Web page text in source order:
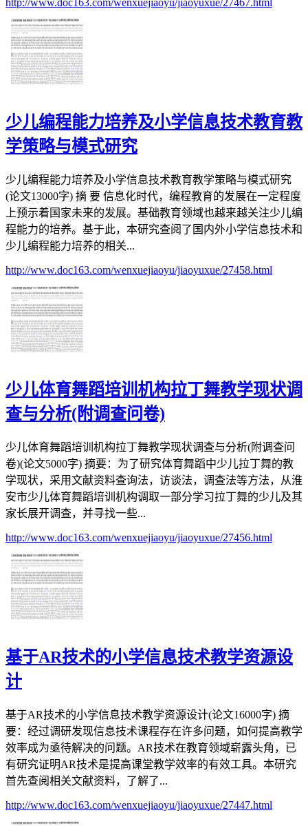
http://www.doc163.com/wenxuejiaoyu/jiaoyuxue/27467.html
少儿编程能力培养及小学信息技术教育教
学策略与模式研究
少儿编程能力培养及小学信息技术教育教学策略与模式研究
(论文13000字) 摘 要 信息化时代，编程教育的发展在一定程度
上预示着国家未来的发展。基础教育领域也越来越关注少儿编
程能力的培养。基于此，本研究查阅了国内外小学信息技术和
少儿编程能力培养的相关...
http://www.doc163.com/wenxuejiaoyu/jiaoyuxue/27458.html
少儿体育舞蹈培训机构拉丁舞教学现状调
查与分析(附调查问卷)
少儿体育舞蹈培训机构拉丁舞教学现状调查与分析(附调查问
卷)(论文5000字) 摘要：为了研究体育舞蹈中少儿拉丁舞的教
学现状，采用文献资料查询法，访谈法，调查法等方法，从淮
安市少儿体育舞蹈培训机构调取一部分学习拉丁舞的少儿及其
家长展开调查，并寻找一些...
http://www.doc163.com/wenxuejiaoyu/jiaoyuxue/27456.html
基于AR技术的小学信息技术教学资源设
计
基于AR技术的小学信息技术教学资源设计(论文16000字) 摘
要：经过调研发现信息技术课程存在许多问题，如何提高教学
效率成为亟待解决的问题。AR技术在教育领域崭露头角，已
有研究证明AR技术是提高课堂教学效率的有效工具。本研究
首先查阅相关文献资料，了解了...
http://www.doc163.com/wenxuejiaoyu/jiaoyuxue/27447.html